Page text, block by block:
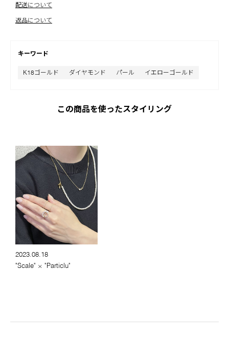
配送について
返品について
キーワード
K18ゴールド ダイヤモンド パール イエローゴールド
この商品を使ったスタイリング
2023.08.18
"Scale" × "Particlu"